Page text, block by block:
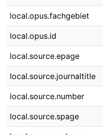
local.opus.fachgebiet
local.opus.id
local.source.epage
local.source.journaltitle
local.source.number
local.source.spage